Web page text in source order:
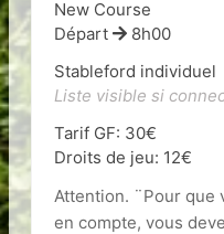
New Course
Départ
8h00
Stableford individuel
Liste visible si
Tarif GF: 30€
Droits de jeu: 12€
Attention. ¨Pour
en compte, vous